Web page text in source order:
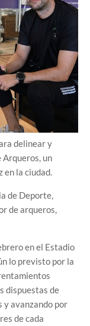
delinear y
Arqueros, un
en la ciudad.
de Deporte,
de arqueros,
en el Estadio
lo previsto por la
dispuestas de
y avanzando por
de cada